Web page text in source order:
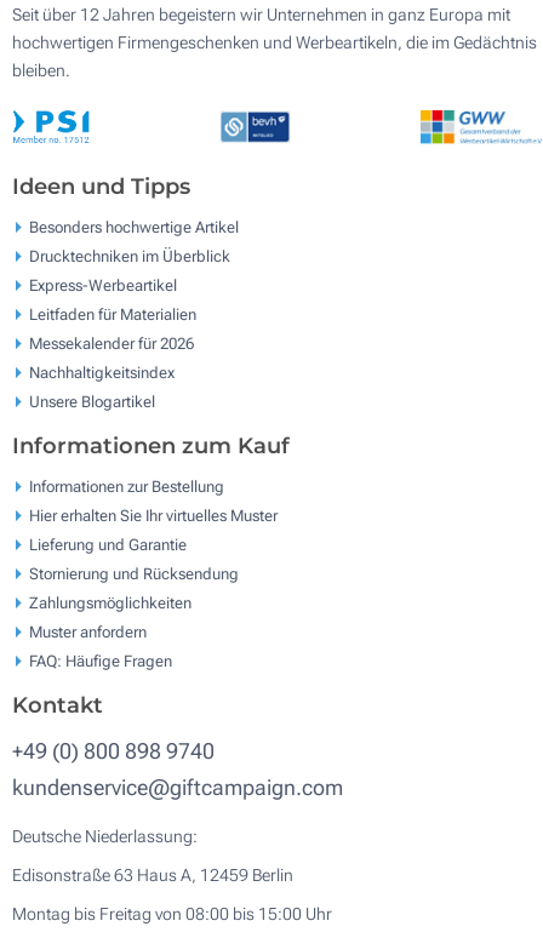
Seit über 12 Jahren begeistern wir Unternehmen in ganz Europa mit
hochwertigen Firmengeschenken und Werbeartikeln, die im Gedächtnis
bleiben.
Ideen und Tipps
Besonders hochwertige Artikel
Drucktechniken im Überblick
Express-Werbeartikel
Leitfaden für Materialien
Messekalender für 2026
Nachhaltigkeitsindex
Unsere Blogartikel
Informationen zum Kauf
Informationen zur Bestellung
Hier erhalten Sie Ihr virtuelles Muster
Lieferung und Garantie
Stornierung und Rücksendung
Zahlungsmöglichkeiten
Muster anfordern
FAQ: Häufige Fragen
Kontakt
+49 (0) 800 898 9740
kundenservice@giftcampaign.com
Deutsche Niederlassung:
Edisonstraße 63 Haus A, 12459 Berlin
Montag bis Freitag von 08:00 bis 15:00 Uhr